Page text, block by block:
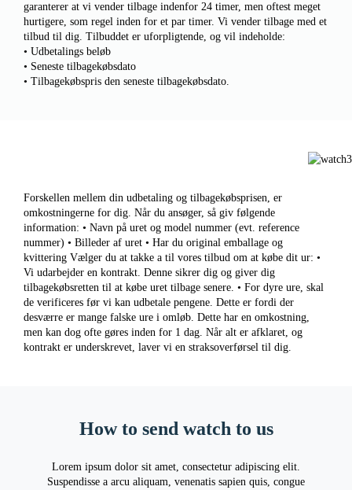
garanterer at vi vender tilbage indenfor 24 timer, men oftest meget
hurtigere, som regel inden for et par timer. Vi vender tilbage med et
tilbud til dig. Tilbuddet er uforpligtende, og vil indeholde:
• Udbetalings beløb
• Seneste tilbagekøbsdato
• Tilbagekøbspris den seneste tilbagekøbsdato.
Forskellen mellem din udbetaling og tilbagekøbsprisen, er
omkostningerne for dig. Når du ansøger, så giv følgende
information: • Navn på uret og model nummer (evt. reference
nummer) • Billeder af uret • Har du original emballage og
kvittering Vælger du at takke a til vores tilbud om at købe dit ur: •
Vi udarbejder en kontrakt. Denne sikrer dig og giver dig
tilbagekøbsretten til at købe uret tilbage senere. • For dyre ure, skal
de verificeres før vi kan udbetale pengene. Dette er fordi der
desværre er mange falske ure i omløb. Dette har en omkostning,
men kan dog ofte gøres inden for 1 dag. Når alt er afklaret, og
kontrakt er underskrevet, laver vi en straksoverførsel til dig.
How to send watch to us
Lorem ipsum dolor sit amet, consectetur adipiscing elit.
Suspendisse a arcu aliquam, venenatis sapien quis, congue